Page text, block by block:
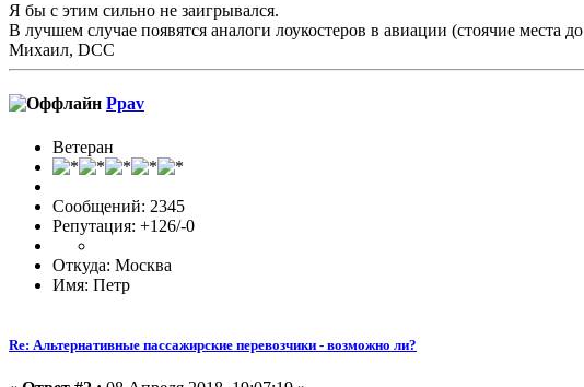
Я бы с этим сильно не заигрывался.
В лучшем случае появятся аналоги лоукостеров в авиации (стоячие места
Михаил, DCC
Ppav
Ветеран
Сообщений: 2345
Репутация: +126/-0
Откуда: Москва
Имя: Петр
Re: Альтернативные пассажирские перевозчики - возможно ли?